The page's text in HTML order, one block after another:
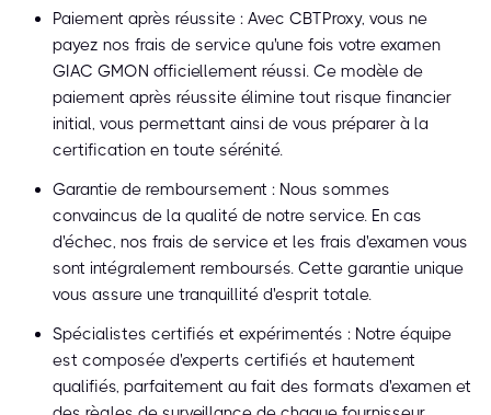
Paiement après réussite : Avec CBTProxy, vous ne
payez nos frais de service qu'une fois votre examen
GIAC GMON officiellement réussi. Ce modèle de
paiement après réussite élimine tout risque financier
initial, vous permettant ainsi de vous préparer à la
certification en toute sérénité.
Garantie de remboursement : Nous sommes
convaincus de la qualité de notre service. En cas
d'échec, nos frais de service et les frais d'examen vous
sont intégralement remboursés. Cette garantie unique
vous assure une tranquillité d'esprit totale.
Spécialistes certifiés et expérimentés : Notre équipe
est composée d'experts certifiés et hautement
qualifiés, parfaitement au fait des formats d'examen et